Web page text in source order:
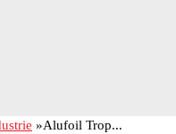
»Alufoil Trop...